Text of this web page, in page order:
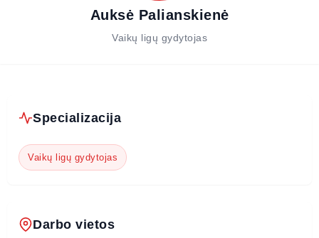
Auksė Palianskienė
Vaikų ligų gydytojas
Specializacija
Vaikų ligų gydytojas
Darbo vietos